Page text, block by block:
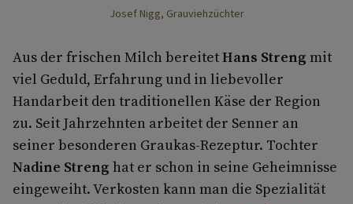
Josef Nigg, Grauviehzüchter
Aus der frischen Milch bereitetHans Streng mit
viel Geduld, Erfahrung und in liebevoller
Handarbeit den traditionellen Käse der Region
zu. Seit Jahrzehnten arbeitet der Senner an
seiner besonderen Graukas-Rezeptur. Tochter
Nadine Streng hat er schon in seine Geheimnisse
eingeweiht. Verkosten kann man die Spezialität